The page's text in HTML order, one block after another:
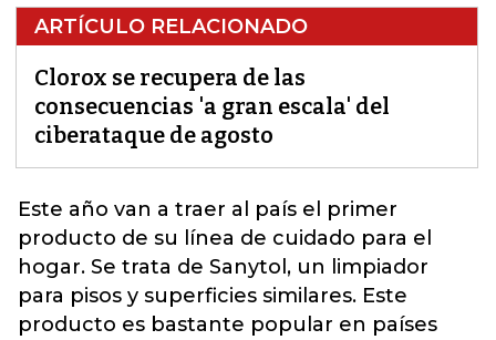
ARTÍCULO RELACIONADO
Clorox se recupera de las
consecuencias 'a gran escala' del
ciberataque de agosto
Este año van a traer al país el primer
producto de su línea de cuidado para el
hogar. Se trata de Sanytol, un limpiador
para pisos y superficies similares. Este
producto es bastante popular en países